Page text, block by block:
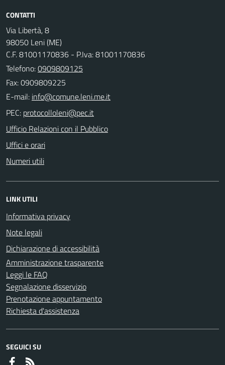
CONTATTI
Via Libertà, 8
98050 Leni (ME)
C.F. 81001170836 - P.Iva: 81001170836
Telefono:0909809125
Fax: 0909809225
E-mail:
PEC:
Ufficio Relazioni con il Pubblico
Uffici e orari
Numeri utili
LINK UTILI
Informativa privacy
Note legali
Dichiarazione di accessibilità
Amministrazione trasparente
Leggi le FAQ
Segnalazione disservizio
Prenotazione appuntamento
Richiesta d'assistenza
SEGUICI SU